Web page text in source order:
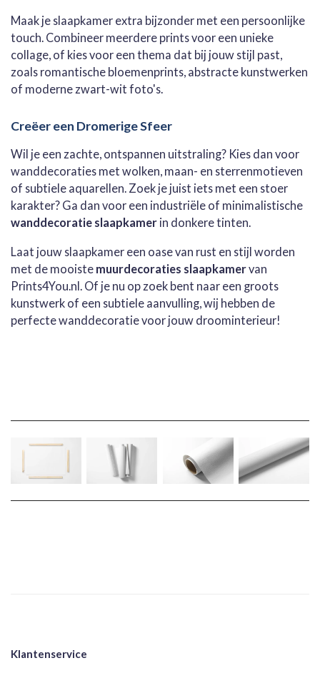
Maak je slaapkamer extra bijzonder met een persoonlijke
touch. Combineer meerdere prints voor een unieke
collage, of kies voor een thema dat bij jouw stijl past,
zoals romantische bloemenprints, abstracte kunstwerken
of moderne zwart-wit foto's.
Creëer een Dromerige Sfeer
Wil je een zachte, ontspannen uitstraling? Kies dan voor
wanddecoraties met wolken, maan- en sterrenmotieven
of subtiele aquarellen. Zoek je juist iets met een stoer
karakter? Ga dan voor een industriële of minimalistische
wanddecoratie slaapkamer in donkere tinten.
Laat jouw slaapkamer een oase van rust en stijl worden
met de mooiste muurdecoraties slaapkamervan
Prints4You.nl. Of je nu op zoek bent naar een groots
kunstwerk of een subtiele aanvulling, wij hebben de
perfecte wanddecoratie voor jouw droominterieur!
Klantenservice